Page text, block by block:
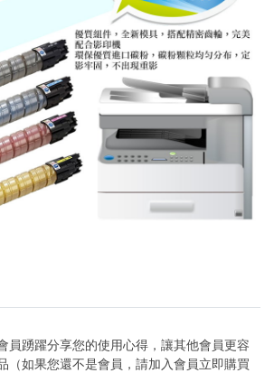
員踴躍分享您的使用心得，讓其他會員更容
（如果您還不是會員，請加入會員立即購買